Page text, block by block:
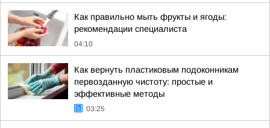
Как правильно мыть фрукты и ягоды:
рекомендации специалиста
04:10
Как вернуть пластиковым подоконникам
первозданную чистоту: простые и
эффективные методы
03:25